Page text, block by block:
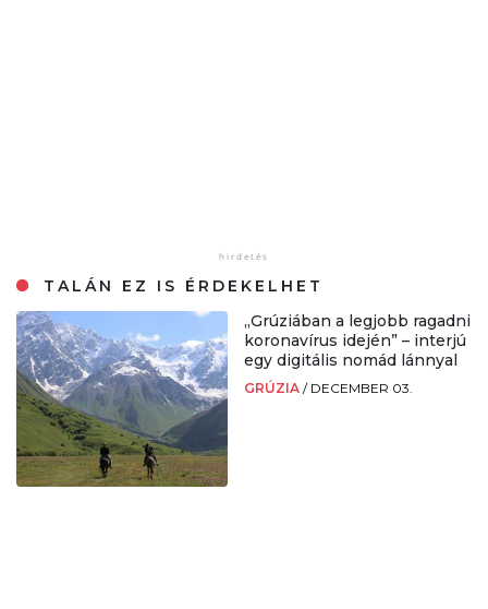
TALÁN EZ IS ÉRDEKELHET
„Grúziában a legjobb ragadni
koronavírus idején” – interjú
egy digitális nomád lánnyal
GRÚZIA / DECEMBER 03.